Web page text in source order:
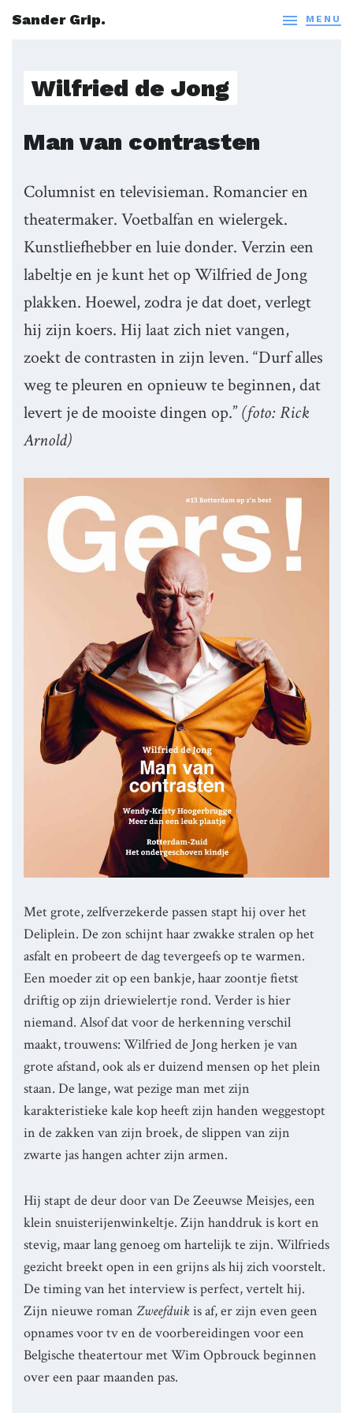
Sander Grip.  MENU
Wilfried de Jong
Man van contrasten
Columnist en televisieman. Romancier en
theatermaker. Voetbalfan en wielergek.
Kunstliefhebber en luie donder. Verzin een
labeltje en je kunt het op Wilfried de Jong
plakken. Hoewel, zodra je dat doet, verlegt
hij zijn koers. Hij laat zich niet vangen,
zoekt de contrasten in zijn leven. “Durf alles
weg te pleuren en opnieuw te beginnen, dat
levert je de mooiste dingen op.”(foto: Rick
Arnold)
Met grote, zelfverzekerde passen stapt hij over het
Deliplein. De zon schijnt haar zwakke stralen op het
asfalt en probeert de dag tevergeefs op te warmen.
Een moeder zit op een bankje, haar zoontje fietst
driftig op zijn driewielertje rond. Verder is hier
niemand. Alsof dat voor de herkenning verschil
maakt, trouwens: Wilfried de Jong herken je van
grote afstand, ook als er duizend mensen op het plein
staan. De lange, wat pezige man met zijn
karakteristieke kale kop heeft zijn handen weggestopt
in de zakken van zijn broek, de slippen van zijn
zwarte jas hangen achter zijn armen.
Hij stapt de deur door van De Zeeuwse Meisjes, een
klein snuisterijenwinkeltje. Zijn handdruk is kort en
stevig, maar lang genoeg om hartelijk te zijn. Wilfrieds
gezicht breekt open in een grijns als hij zich voorstelt.
De timing van het interview is perfect, vertelt hij.
Zijn nieuwe roman Zweefduikis af, er zijn even geen
opnames voor tv en de voorbereidingen voor een
Belgische theatertour met Wim Opbrouck beginnen
over een paar maanden pas.